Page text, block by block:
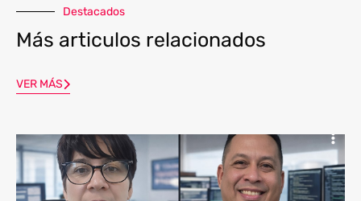
Destacados
Más articulos relacionados
VER MÁS